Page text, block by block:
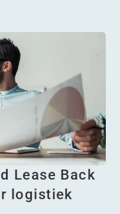
Lease Back
logistiek